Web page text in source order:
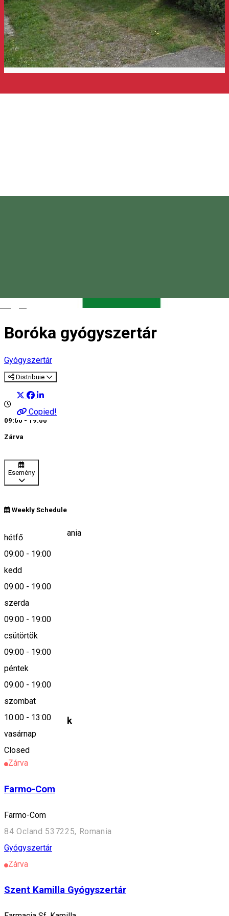
Boróka gyógyszertár
Gyógyszertár
Distribuie
Copied!
09:00 - 19:00
Zárva
Esemény
Weekly Schedule
hétfő
09:00 - 19:00
kedd
09:00 - 19:00
szerda
09:00 - 19:00
csütörtök
09:00 - 19:00
péntek
09:00 - 19:00
szombat
10:00 - 13:00
vasárnap
Closed
Danesti 8/A, Romania
Keresd térképen
Leírás
Farmacia Boróka
Hasonló helyek
Gyógyszertár
Zárva
Farmo-Com
Farmo-Com
84 Ocland 537225, Romania
Gyógyszertár
Zárva
Szent Kamilla Gyógyszertár